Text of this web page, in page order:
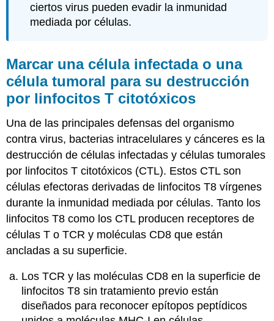
ciertos virus pueden evadir la inmunidad
mediada por células.
Marcar una célula infectada o una
célula tumoral para su destrucción
por linfocitos T citotóxicos
Una de las principales defensas del organismo
contra virus, bacterias intracelulares y cánceres es la
destrucción de células infectadas y células tumorales
por linfocitos T citotóxicos (CTL). Estos CTL son
células efectoras derivadas de linfocitos T8 vírgenes
durante la inmunidad mediada por células. Tanto los
linfocitos T8 como los CTL producen receptores de
células T o TCR y moléculas CD8 que están
ancladas a su superficie.
Los TCR y las moléculas CD8 en la superficie de
linfocitos T8 sin tratamiento previo están
diseñados para reconocer epítopos peptídicos